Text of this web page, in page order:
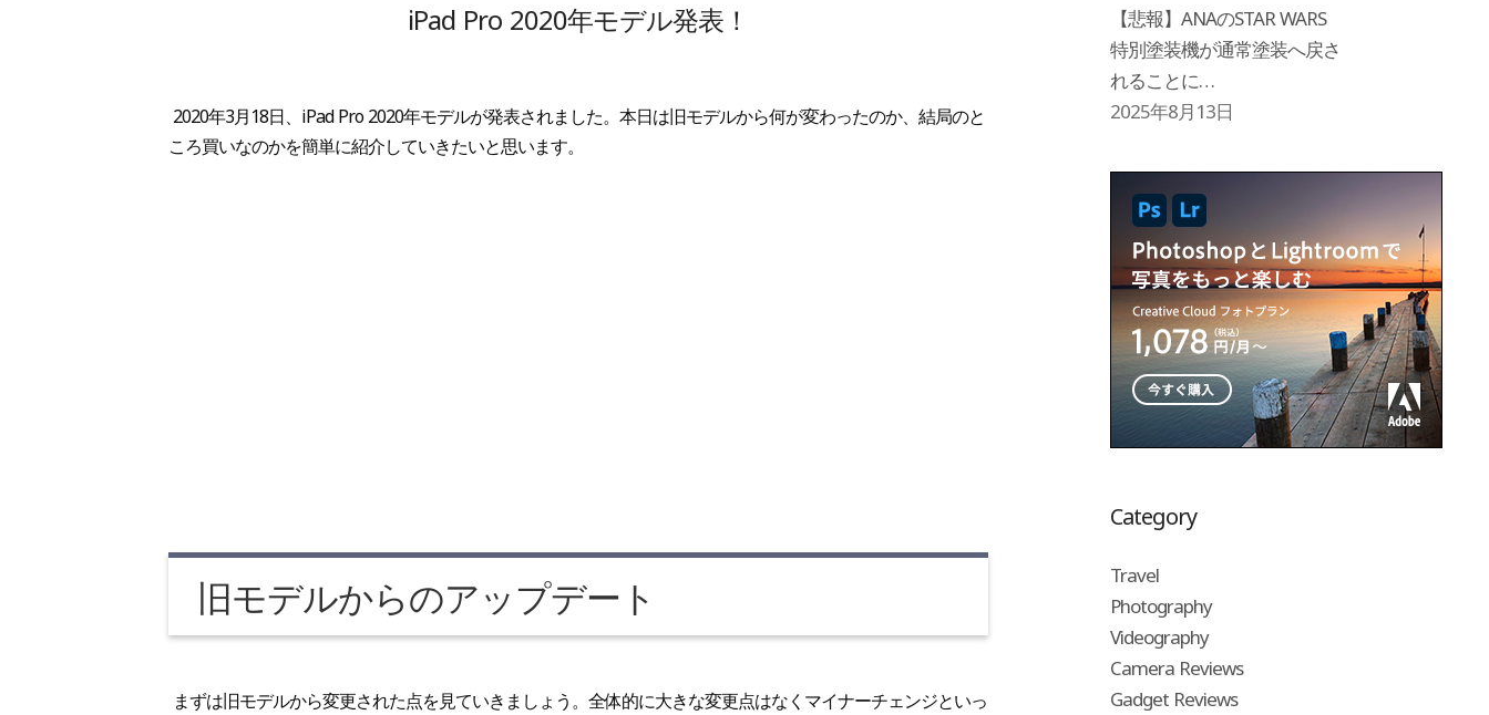
iPad Pro 2020年モデル発表！
2020年3月18日、iPad Pro 2020年モデルが発表されました。本日は旧モデルから何が変わったのか、結局のと
ころ買いなのかを簡単に紹介していきたいと思います。
旧モデルからのアップデート
まずは旧モデルから変更された点を見ていきましょう。全体的に大きな変更点はなくマイナーチェンジといっ
【悲報】ANAのSTAR WARS
特別塗装機が通常塗装へ戻さ
れることに…
2025年8月13日
Category
Travel
Photography
Videography
Camera Reviews
Gadget Reviews